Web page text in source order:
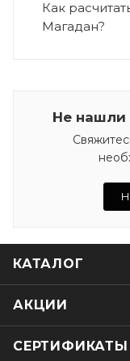
Как
Магадан?
Не нашли
КАТАЛОГ
АКЦИИ
СЕРТИФИКАТЫ